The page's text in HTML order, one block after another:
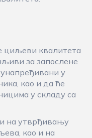
циљеви квалитета
за запослене
у
као и да ће
у складу са
на утврђивању
као и на